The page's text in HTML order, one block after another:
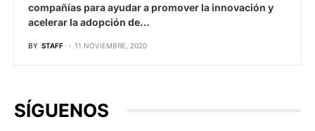
compañías para ayudar a promover la innovación y
acelerar la adopción de…
BY STAFF 11 NOVIEMBRE, 2020
SÍGUENOS